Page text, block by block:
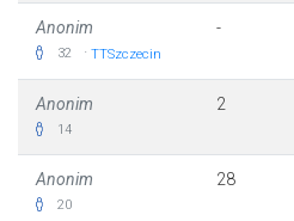
Anonim
32 · TTSzczecin
-
Anonim
14
2
Anonim
20
28